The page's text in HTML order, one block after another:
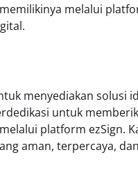
melalui
menyediakan solusi
untuk
platform ezSign.
aman, terpercaya,